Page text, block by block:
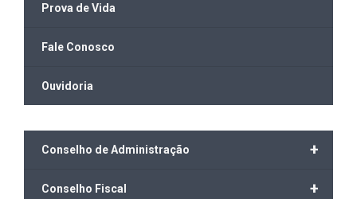
Prova de Vida
Fale Conosco
Ouvidoria
+
Conselho de Administração
+
Conselho Fiscal